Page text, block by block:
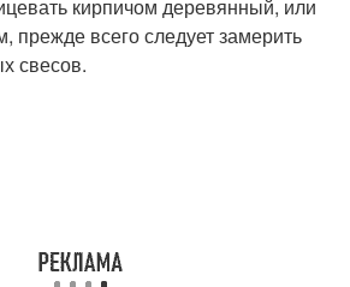
кирпичом деревянный, или
прежде всего следует замерить
свесов.